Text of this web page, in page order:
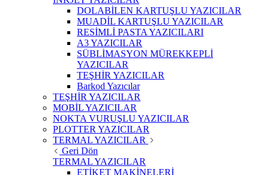
DOLABİLEN KARTUŞLU YAZICILAR
MUADİL KARTUŞLU YAZICILAR
RESİMLİ PASTA YAZICILARI
A3 YAZICILAR
SÜBLİMASYON MÜREKKEPLİ
YAZICILAR
TEŞHİR YAZICILAR
Barkod Yazıcılar
TEŞHİR YAZICILAR
MOBİL YAZICILAR
NOKTA VURUŞLU YAZICILAR
PLOTTER YAZICILAR
TERMAL YAZICILAR
Geri Dön
TERMAL YAZICILAR
ETİKET MAKİNELERİ